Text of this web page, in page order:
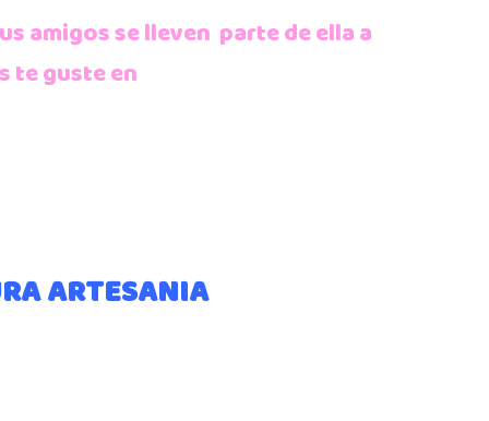
amigos se lleven parte de ella a
te guste en
ARTESANIA